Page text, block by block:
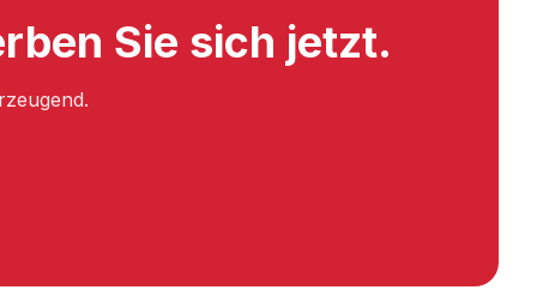
Sie sich jetzt.